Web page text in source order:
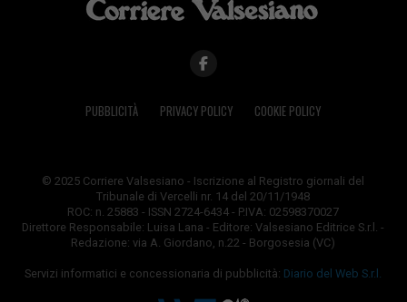
PUBBLICITÀ PRIVACY POLICY COOKIE POLICY
© 2025 Corriere Valsesiano - Iscrizione al Registro giornali del
Tribunale di Vercelli nr. 14 del 20/11/1948
ROC: n. 25883 - ISSN 2724-6434 - P.IVA: 02598370027
Direttore Responsabile: Luisa Lana - Editore: Valsesiano Editrice S.r.l. -
Redazione: via A. Giordano, n.22 - Borgosesia (VC)
Servizi informatici e concessionaria di pubblicità: Diario del Web S.r.l.